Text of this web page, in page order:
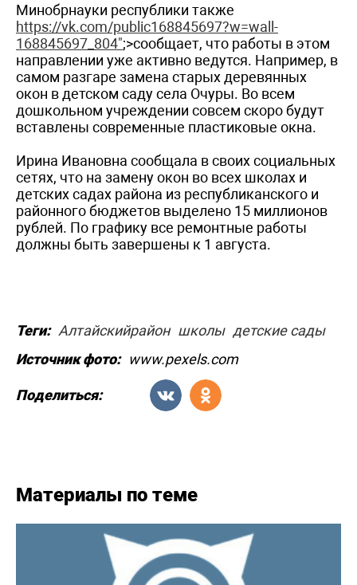
Минобрнауки республики также
https://vk.com/public168845697?w=wall-
168845697_804";>сообщает, что работы в этом
направлении уже активно ведутся. Например, в
самом разгаре замена старых деревянных
окон в детском саду села Очуры. Во всем
дошкольном учреждении совсем скоро будут
вставлены современные пластиковые окна.
Ирина Ивановна сообщала в своих социальных
сетях, что на замену окон во всех школах и
детских садах района из республиканского и
районного бюджетов выделено 15 миллионов
рублей. По графику все ремонтные работы
должны быть завершены к 1 августа.
Теги: Алтайскийрайон школы детские сады
Источник фото: www.pexels.com
Поделиться:
Материалы по теме